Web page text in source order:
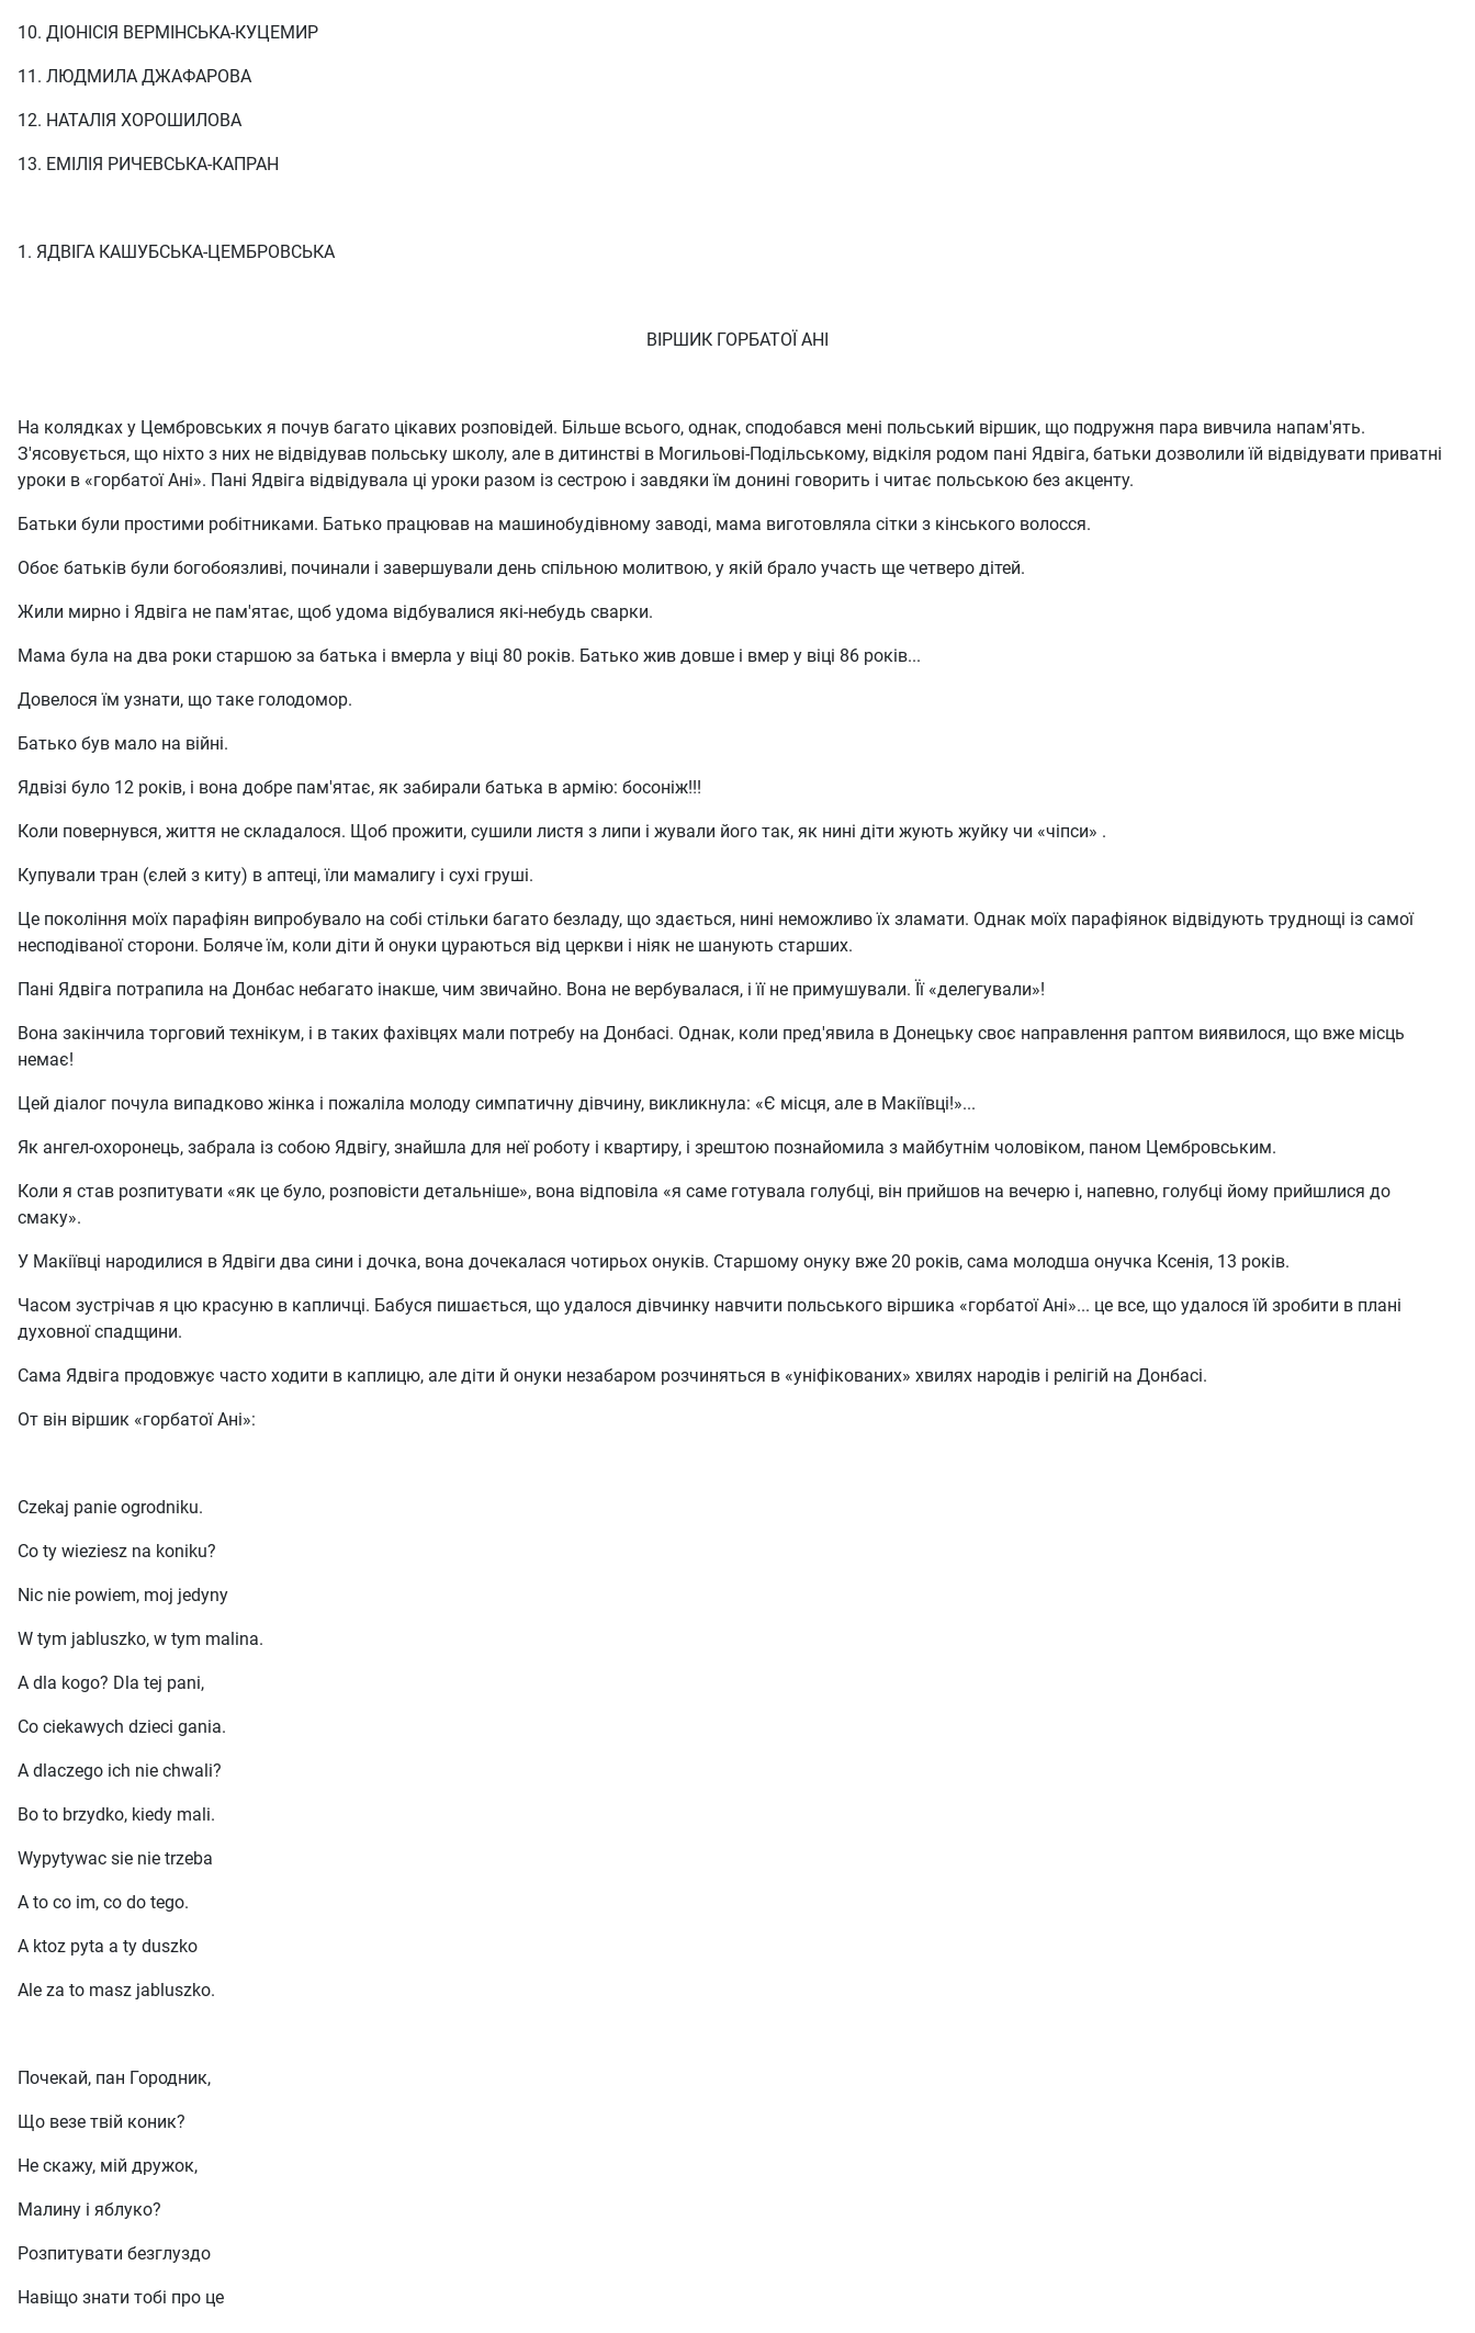
10. ДІОНІСІЯ ВЕРМІНСЬКА-КУЦЕМИР
11. ЛЮДМИЛА ДЖАФАРОВА
12. НАТАЛІЯ ХОРОШИЛОВА
13. ЕМІЛІЯ РИЧЕВСЬКА-КАПРАН
1. ЯДВІГА КАШУБСЬКА-ЦЕМБРОВСЬКА
ВІРШИК ГОРБАТОЇ АНІ
На колядках у Цембровських я почув багато цікавих розповідей. Більше всього, однак, сподобався мені польський віршик, що подружня пара вивчила напам'ять.
З'ясовується, що ніхто з них не відвідував польську школу, але в дитинстві в Могильові-Подільському, відкіля родом пані Ядвіга, батьки дозволили їй відвідувати приватні
уроки в «горбатої Ані». Пані Ядвіга відвідувала ці уроки разом із сестрою і завдяки їм донині говорить і читає польською без акценту.
Батьки були простими робітниками. Батько працював на машинобудівному заводі, мама виготовляла сітки з кінського волосся.
Обоє батьків були богобоязливі, починали і завершували день спільною молитвою, у якій брало участь ще четверо дітей.
Жили мирно і Ядвіга не пам'ятає, щоб удома відбувалися які-небудь сварки.
Мама була на два роки старшою за батька і вмерла у віці 80 років. Батько жив довше і вмер у віці 86 років...
Довелося їм узнати, що таке голодомор.
Батько був мало на війні.
Ядвізі було 12 років, і вона добре пам'ятає, як забирали батька в армію: босоніж!!!
Коли повернувся, життя не складалося. Щоб прожити, сушили листя з липи і жували його так, як нині діти жують жуйку чи «чіпси» .
Купували тран (єлей з киту) в аптеці, їли мамалигу і сухі груші.
Це покоління моїх парафіян випробувало на собі стільки багато безладу, що здається, нині неможливо їх зламати. Однак моїх парафіянок відвідують труднощі із самої
несподіваної сторони. Боляче їм, коли діти й онуки цураються від церкви і ніяк не шанують старших.
Пані Ядвіга потрапила на Донбас небагато інакше, чим звичайно. Вона не вербувалася, і її не примушували. Її «делегували»!
Вона закінчила торговий технікум, і в таких фахівцях мали потребу на Донбасі. Однак, коли пред'явила в Донецьку своє направлення раптом виявилося, що вже місць
немає!
Цей діалог почула випадково жінка і пожаліла молоду симпатичну дівчину, викликнула: «Є місця, але в Макіївці!»...
Як ангел-охоронець, забрала із собою Ядвігу, знайшла для неї роботу і квартиру, і зрештою познайомила з майбутнім чоловіком, паном Цембровським.
Коли я став розпитувати «як це було, розповісти детальніше», вона відповіла «я саме готувала голубці, він прийшов на вечерю і, напевно, голубці йому прийшлися до
смаку».
У Макіївці народилися в Ядвіги два сини і дочка, вона дочекалася чотирьох онуків. Старшому онуку вже 20 років, сама молодша онучка Ксенія, 13 років.
Часом зустрічав я цю красуню в капличці. Бабуся пишається, що удалося дівчинку навчити польського віршика «горбатої Ані»... це все, що удалося їй зробити в плані
духовної спадщини.
Сама Ядвіга продовжує часто ходити в каплицю, але діти й онуки незабаром розчиняться в «уніфікованих» хвилях народів і релігій на Донбасі.
От він віршик «горбатої Ані»:
Czekaj panie ogrodniku.
Co ty wieziesz na koniku?
Nic nie powiem, moj jedyny
W tym jabluszko, w tym malina.
A dla kogo? Dla tej pani,
Co ciekawych dzieci gania.
A dlaczego ich nie chwali?
Bo to brzydko, kiedy mali.
Wypytywac sie nie trzeba
A to co im, co do tego.
A ktoz pyta a ty duszko
Ale za to masz jabluszko.
Почекай, пан Городник,
Що везе твій коник?
Не скажу, мій дружок,
Малину і яблуко?
Розпитувати безглуздо
Навіщо знати тобі про це